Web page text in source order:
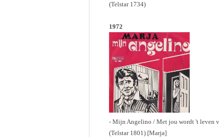
(Telstar 1734)
1972
- Mijn Angelino / Met jou wordt 't leven
(Telstar 1801) [Marja]